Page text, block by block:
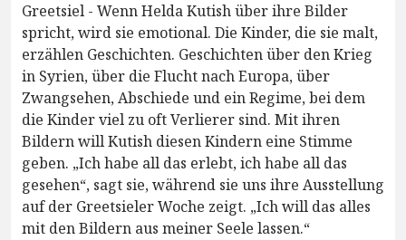
Greetsiel - Wenn Helda Kutish über ihre Bilder
spricht, wird sie emotional. Die Kinder, die sie malt,
erzählen Geschichten. Geschichten über den Krieg
in Syrien, über die Flucht nach Europa, über
Zwangsehen, Abschiede und ein Regime, bei dem
die Kinder viel zu oft Verlierer sind. Mit ihren
Bildern will Kutish diesen Kindern eine Stimme
geben. „Ich habe all das erlebt, ich habe all das
gesehen“, sagt sie, während sie uns ihre Ausstellung
auf der Greetsieler Woche zeigt. „Ich will das alles
mit den Bildern aus meiner Seele lassen.“